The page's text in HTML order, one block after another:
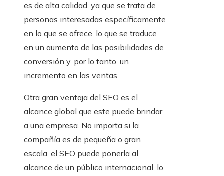
es de alta calidad, ya que se trata de
personas interesadas específicamente
en lo que se ofrece, lo que se traduce
en un aumento de las posibilidades de
conversión y, por lo tanto, un
incremento en las ventas.
Otra gran ventaja del SEO es el
alcance global que este puede brindar
a una empresa. No importa si la
compañía es de pequeña o gran
escala, el SEO puede ponerla al
alcance de un público internacional, lo